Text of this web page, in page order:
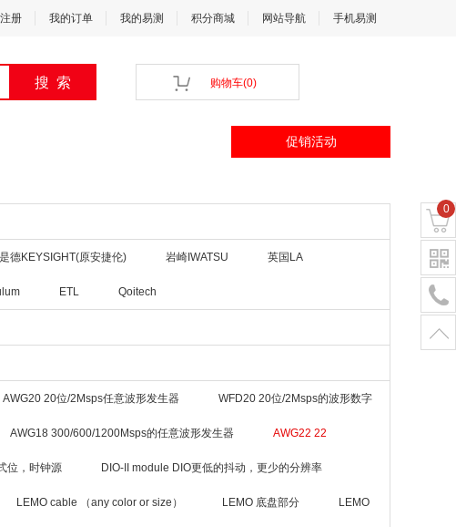
注册 我的订单 我的易测 积分商城 网站导航 手机易测
购物车(0)
促销活动
是德KEYSIGHT(原安捷伦) 岩崎IWATSU 英国LA
ETL Qoitech
AWG20 20位/2Msps任意波形发生器 WFD20 20位/2Msps的波形数字
AWG18 300/600/1200Msps的任意波形发生器 AWG22 22
位，时钟源 DIO-II module DIO更低的抖动，更少的分辨率
LEMO cable （any color or size） LEMO 底盘部分 LEMO
0